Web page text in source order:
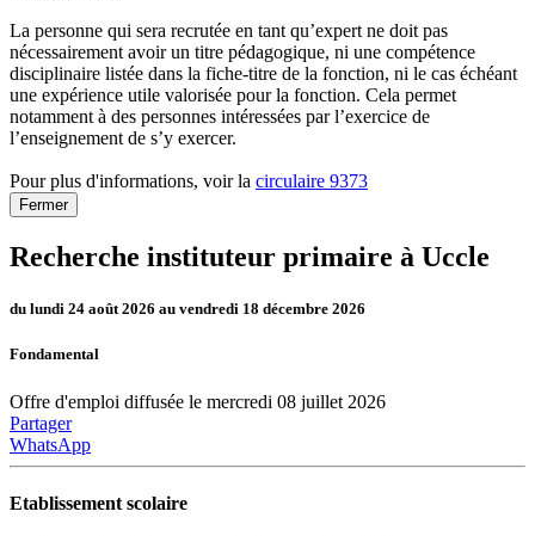
La personne qui sera recrutée en tant qu’expert ne doit pas
nécessairement avoir un titre pédagogique, ni une compétence
disciplinaire listée dans la fiche-titre de la fonction, ni le cas échéant
une expérience utile valorisée pour la fonction. Cela permet
notamment à des personnes intéressées par l’exercice de
l’enseignement de s’y exercer.
Pour plus d'informations, voir la circulaire 9373
Fermer
Recherche instituteur primaire à Uccle
du lundi 24 août 2026 au vendredi 18 décembre 2026
Fondamental
Offre d'emploi diffusée le mercredi 08 juillet 2026
Partager
WhatsApp
Etablissement scolaire